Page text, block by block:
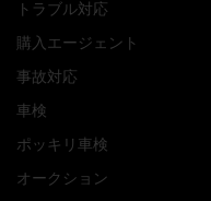
トラブル対応
購入エージェント
事故対応
車検
ポッキリ車検
オークション